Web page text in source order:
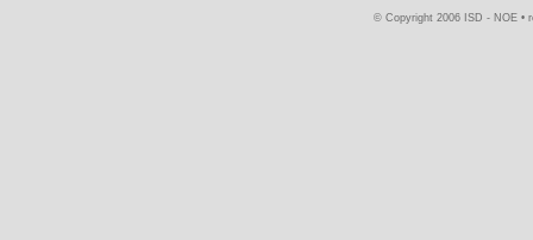
© Copyright 2006 ISD - NOE •